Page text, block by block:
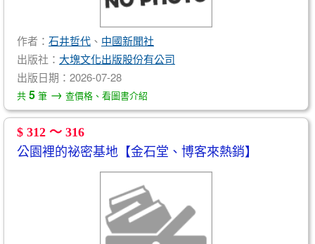
作者： 石井哲代 、 中國新聞社
出版社： 大塊文化出版股份有公司
出版日期：2026-07-28
共 5 筆 → 查價格、看圖書介紹
$ 312 ～ 316
公園裡的祕密基地【金石堂、博客來熱銷】